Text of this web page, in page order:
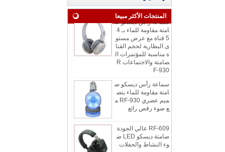
المنتجات الأكثر مبيعا
وعمر البطارية
سماعة رأس ديسكو ص
امتة مقاومة للماء بـ 4
5 قناة مع عرض مستو
ى البطارية لحجم القنا
ة مناسبة للمؤتمرات ال
صامتة والاجتماعات R
F-930
سماعة رأس ديسكو ص
امتة مقاومة للماء بتص
ميم عصري RF-930 م
ع ضوء رقص رائع
RF-609 عالي الجودة
صامتة ديسكو LED ض
وء النشاط والحفلات